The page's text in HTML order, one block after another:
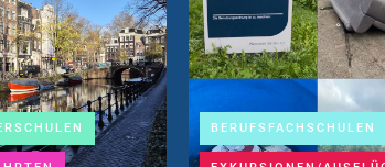
BERUFSFACHSCHULEN